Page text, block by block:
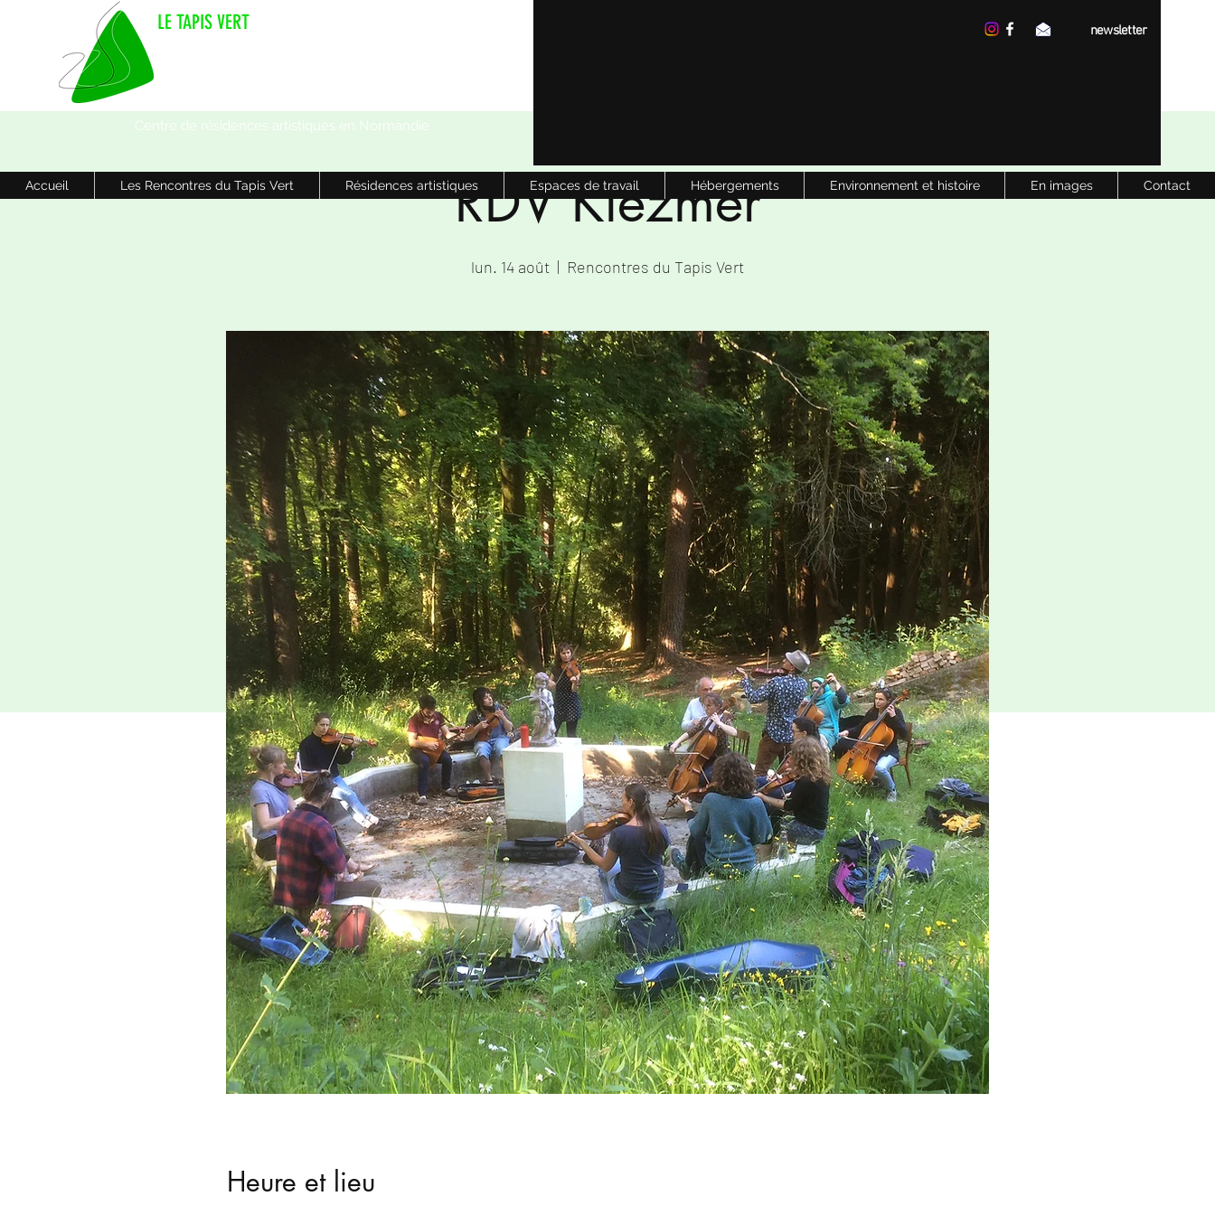
LE TAPIS VERT
Centre de résidences artistiques en Normandie
newsletter
Accueil Les Rencontres du Tapis Vert Résidences artistiques Espaces de travail Hébergements Environnement et histoire En images Contact
RDV Klezmer
lun. 14 août
  |
Rencontres du Tapis Vert
Heure et lieu